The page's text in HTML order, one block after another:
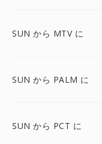
SUN から MTV に
SUN から PALM に
SUN から PCT に